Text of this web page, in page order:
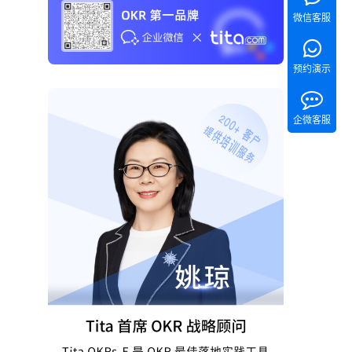
微信客服
预约演示
企微客服